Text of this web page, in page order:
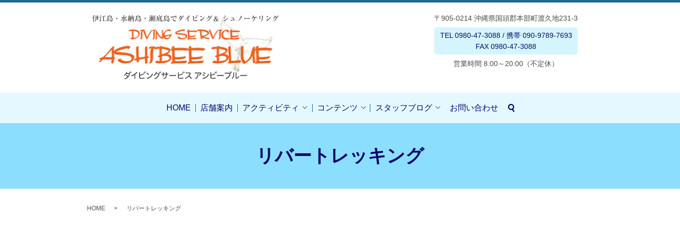
〒905-0214 沖縄県国頭郡本部町渡久地231-3
TEL 0980-47-3088 / 携帯 090-9789-7693
FAX 0980-47-3088
営業時間 8:00～20:00（不定休）
HOME 店舗案内 アクティビティ コンテンツ スタッフブログ お問い合わせ
リバートレッキング
HOME リバートレッキング